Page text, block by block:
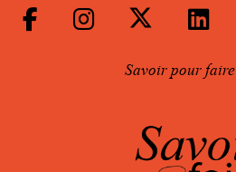
100
Savoir pour faire